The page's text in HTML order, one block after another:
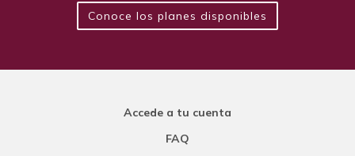
Conoce los planes disponibles
Accede a tu cuenta
FAQ